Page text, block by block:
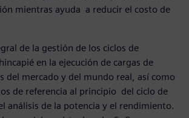
mientras ayuda a reducir el costo de
de la gestión de los ciclos de
en la ejecución de cargas de
del mercado y del mundo real, así como
de referencia al principio del ciclo de
análisis de la potencia y el rendimiento.